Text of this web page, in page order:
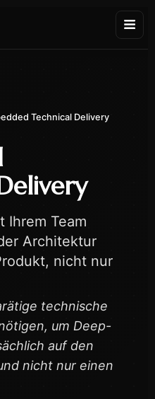
Technical Delivery
Ihrem Team
Architektur
nicht nur
technische
um Deep-
auf den
nicht nur einen